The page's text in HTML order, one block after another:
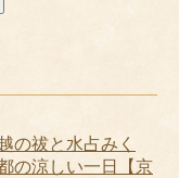
の祓と水占みく
の涼しい一日【京